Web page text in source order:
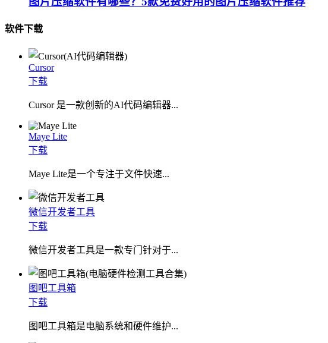
软件下载
Cursor
下载
Cursor 是一款创新的AI代码编辑器...
Maye Lite
下载
​Maye Lite是一个专注于文件快速...
微信开发者工具
下载
微信开发者工具是一款专门针对于...
图吧工具箱
下载
图吧工具箱是电脑系统和硬件维护...